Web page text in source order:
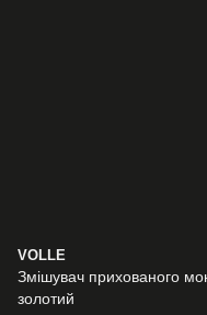
VOLLE
Змішувач прихованого
золотий